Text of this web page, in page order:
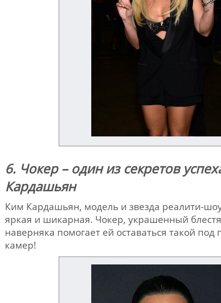
6. Чокер – один из секретов
Кардашьян
Ким Кардашьян, модель и звезда реалити-
яркая и шикарная. Чокер, украшенный
наверняка помогает ей оставаться такой
камер!